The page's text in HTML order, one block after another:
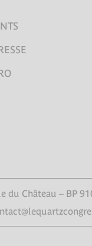
du Château – BP